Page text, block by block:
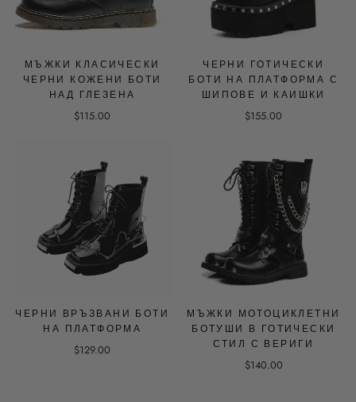
МЪЖКИ КЛАСИЧЕСКИ
ЧЕРНИ КОЖЕНИ БОТИ
НАД ГЛЕЗЕНА
$115.00
ЧЕРНИ ГОТИЧЕСКИ
БОТИ НА ПЛАТФОРМА С
ШИПОВЕ И КАИШКИ
$155.00
ЧЕРНИ ВРЪЗВАНИ БОТИ
НА ПЛАТФОРМА
$129.00
МЪЖКИ МОТОЦИКЛЕТНИ
БОТУШИ В ГОТИЧЕСКИ
СТИЛ С ВЕРИГИ
$140.00